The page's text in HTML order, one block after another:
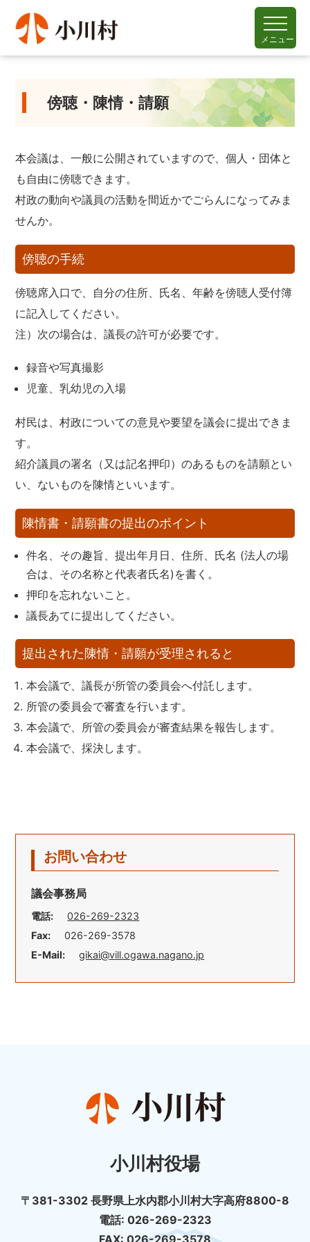
メニュー
傍聴・陳情・請願
本会議は、一般に公開されていますので、個人・団体と
も自由に傍聴できます。
村政の動向や議員の活動を間近かでごらんになってみま
せんか。
傍聴の手続
傍聴席入口で、自分の住所、氏名、年齢を傍聴人受付簿
に記入してください。
注）次の場合は、議長の許可が必要です。
録音や写真撮影
児童、乳幼児の入場
村民は、村政についての意見や要望を議会に提出できま
す。
紹介議員の署名（又は記名押印）のあるものを請願とい
い、ないものを陳情といいます。
陳情書・請願書の提出のポイント
件名、その趣旨、提出年月日、住所、氏名 (法人の場
合は、その名称と代表者氏名)を書く。
押印を忘れないこと。
議長あてに提出してください。
提出された陳情・請願が受理されると
本会議で、議長が所管の委員会へ付託します。
所管の委員会で審査を行います。
本会議で、所管の委員会が審査結果を報告します。
本会議で、採決します。
お問い合わせ
議会事務局
電話:
026-269-2323
Fax:
026-269-3578
E-Mail:
gikai@vill.ogawa.nagano.jp
小川村役場
〒381-3302 長野県上水内郡小川村大字高府8800-8
電話: 026-269-2323
FAX: 026-269-3578